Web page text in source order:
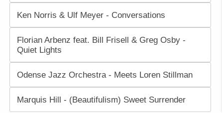
Ken Norris & Ulf Meyer - Conversations
Florian Arbenz feat. Bill Frisell & Greg Osby -
Quiet Lights
Odense Jazz Orchestra - Meets Loren Stillman
Marquis Hill - (Beautifulism) Sweet Surrender